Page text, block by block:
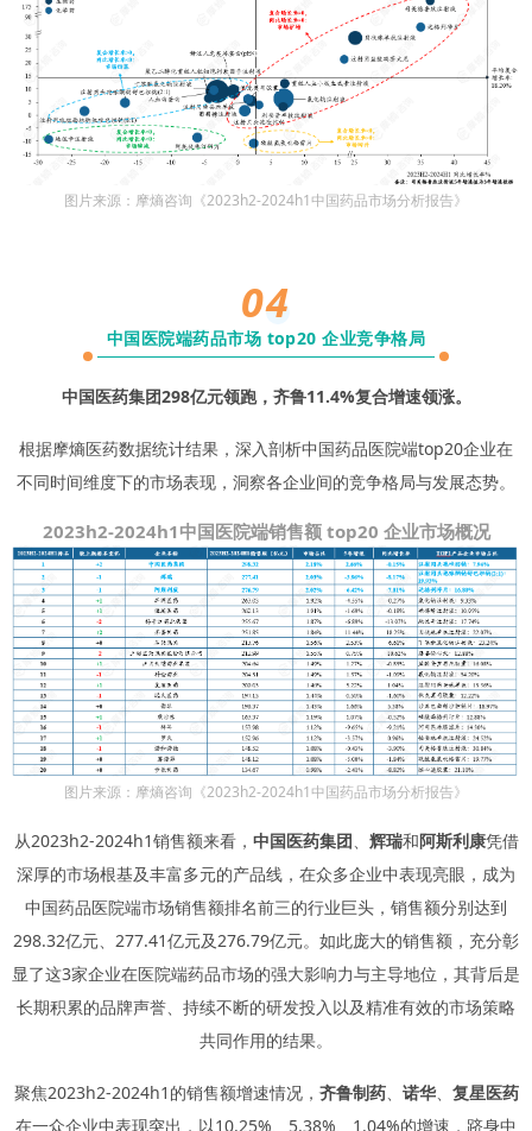
图片来源：摩熵咨询《2023h2-2024h1中国药品市场分析报告》
04
中国医院端药品市场 top20 企业竞争格局
中国医药集团298亿元领跑，齐鲁11.4%复合增速领涨。
根据摩熵医药数据统计结果，深入剖析中国药品医院端top20企业在
不同时间维度下的市场表现，洞察各企业间的竞争格局与发展态势。
2023h2-2024h1中国医院端销售额 top20 企业市场概况
图片来源：摩熵咨询《2023h2-2024h1中国药品市场分析报告》
从2023h2-2024h1销售额来看， 中国医药集团 辉瑞和阿斯利康凭借
深厚的市场根基及丰富多元的产品线，在众多企业中表现亮眼，成为
中国药品医院端市场销售额排名前三的行业巨头，销售额分别达到
298.32亿元、277.41亿元及276.79亿元。如此庞大的销售额，充分彰
显了这3家企业在医院端药品市场的强大影响力与主导地位，其背后是
长期积累的品牌声誉、持续不断的研发投入以及精准有效的市场策略
共同作用的结果。
聚焦2023h2-2024h1的销售额增速情况， 齐鲁制药、 诺华、 复星医药
在一众企业中表现突出，以10.25%、5.38%、1.04%的增速，跻身中